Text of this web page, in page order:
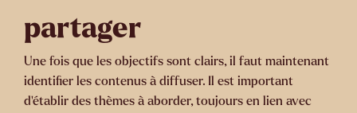
partager
Une fois que les objectifs sont clairs, il faut maintenant
identifier les contenus à diffuser. Il est important
d’établir des thèmes à aborder, toujours en lien avec